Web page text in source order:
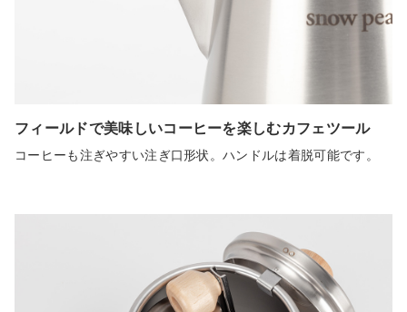
フィールドで美味しいコーヒーを楽しむカフェツール
コーヒーも注ぎやすい注ぎ口形状。ハンドルは着脱可能です。